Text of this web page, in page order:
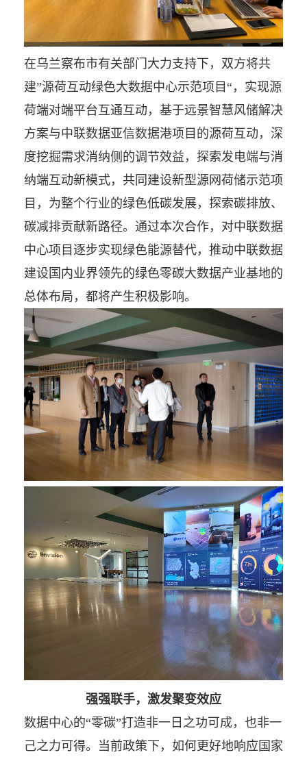
在乌兰察布市有关部门大力支持下，双方将共
建”源荷互动绿色大数据中心示范项目“，实现源
荷端对端平台互通互动，基于远景智慧风储解决
方案与中联数据亚信数据港项目的源荷互动，深
度挖掘需求消纳侧的调节效益，探索发电端与消
纳端互动新模式，共同建设新型源网荷储示范项
目，为整个行业的绿色低碳发展，探索碳排放、
碳减排贡献新路径。通过本次合作，对中联数据
中心项目逐步实现绿色能源替代，推动中联数据
建设国内业界领先的绿色零碳大数据产业基地的
总体布局，都将产生积极影响。
强强联手，激发聚变效应
数据中心的“零碳”打造非一日之功可成，也非一
己之力可得。当前政策下，如何更好地响应国家